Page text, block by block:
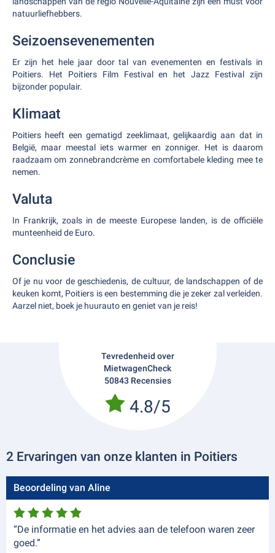
natuurliefhebbers.
Seizoensevenementen
Er zijn het hele jaar door tal van evenementen en festivals in
Poitiers. Het Poitiers Film Festival en het Jazz Festival zijn
bijzonder populair.
Klimaat
Poitiers heeft een gematigd zeeklimaat, gelijkaardig aan dat in
België, maar meestal iets warmer en zonniger. Het is daarom
raadzaam om zonnebrandcrème en comfortabele kleding mee te
nemen.
Valuta
In Frankrijk, zoals in de meeste Europese landen, is de officiële
munteenheid de Euro.
Conclusie
Of je nu voor de geschiedenis, de cultuur, de landschappen of de
keuken komt, Poitiers is een bestemming die je zeker zal verleiden.
Aarzel niet, boek je huurauto en geniet van je reis!
Tevredenheid over
MietwagenCheck
50843 Recensies
4.8/5
2 Ervaringen van onze klanten in Poitiers
Beoordeling van Aline
“De informatie en het advies aan de telefoon waren zeer
goed.”